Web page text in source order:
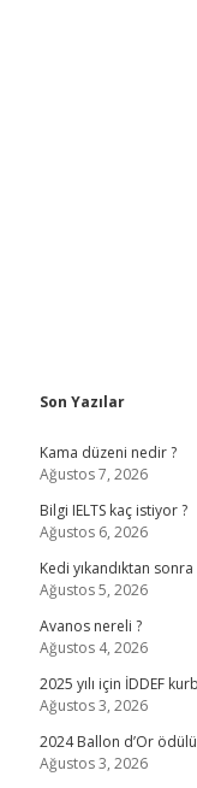
Sidebar
Son Yazılar
Kama düzeni nedir ?
Ağustos 7, 2026
Bilgi IELTS kaç istiyor ?
Ağustos 6, 2026
Kedi yıkandıktan
Ağustos 5, 2026
Avanos nereli ?
Ağustos 4, 2026
2025 yılı için İDDEF
Ağustos 3, 2026
2024 Ballon d’Or
Ağustos 3, 2026
ilbetbetci